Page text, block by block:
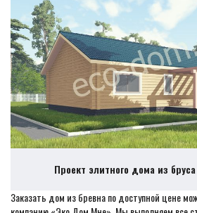
Проект элитного дома из
Заказать дом из бревна по доступной цене